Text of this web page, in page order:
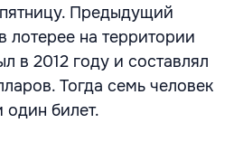
Предыдущий
лотерее на территории
в 2012 году и составлял
Тогда семь человек
один билет.